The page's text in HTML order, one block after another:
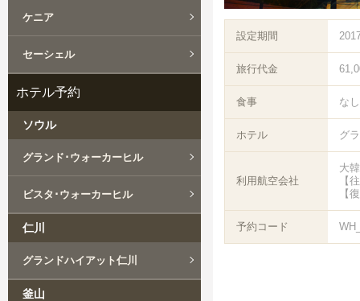
設定期間
旅行代金
食事 なし
ホテル グ
利用航空会社
大
【
【
予約コード
ケニア
セーシェル
ホテル予約
ソウル
グランド･ウォーカーヒル
ビスタ･ウォーカーヒル
仁川
グランドハイアット仁川
釜山